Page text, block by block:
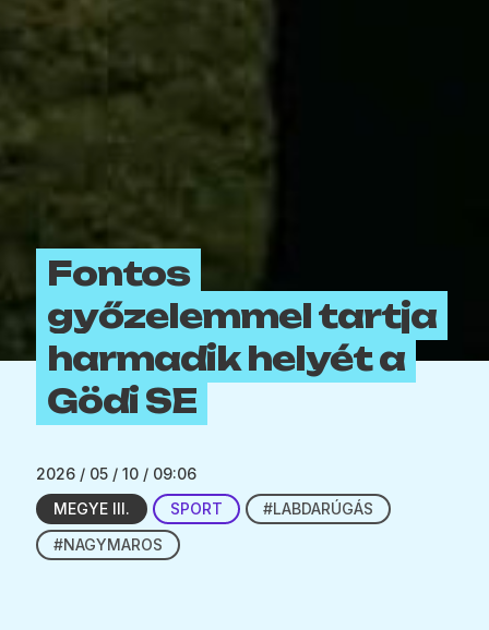
Fontos
győzelemmel tartja
harmadik helyét a
Gödi SE
2026 / 05 / 10 / 09:06
MEGYE III.
SPORT
#LABDARÚGÁS
#NAGYMAROS